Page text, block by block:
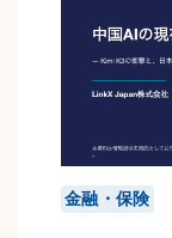
金融・保険